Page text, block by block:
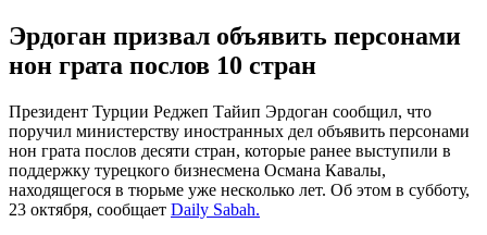
Эрдоган призвал объявить персонами
нон грата послов 10 стран
Президент Турции Реджеп Тайип Эрдоган сообщил, что
поручил министерству иностранных дел объявить персонами
нон грата послов десяти стран, которые ранее выступили в
поддержку турецкого бизнесмена Османа Кавалы,
находящегося в тюрьме уже несколько лет. Об этом в субботу,
23 октября, сообщает Daily Sabah.